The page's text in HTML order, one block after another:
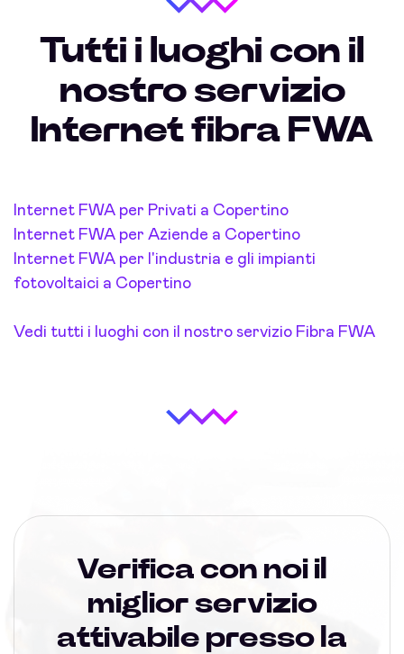
Tutti i luoghi con il
nostro servizio
Internet fibra FWA
Internet FWA per Privati a Copertino
Internet FWA per Aziende a Copertino
Internet FWA per l'industria e gli impianti
fotovoltaici a Copertino
Vedi tutti i luoghi con il nostro servizio Fibra FWA
Verifica con noi il
miglior servizio
attivabile presso la